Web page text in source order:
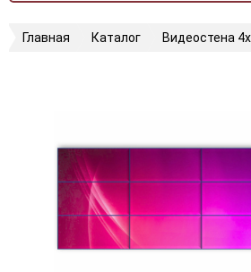
Главная Каталог Видеостена